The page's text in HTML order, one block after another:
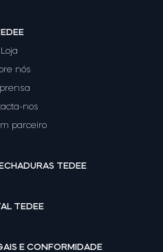
GO2
agora
Loja
nós
nos
parceiro
TEDEE
TEDEE
E CONFORMIDADE